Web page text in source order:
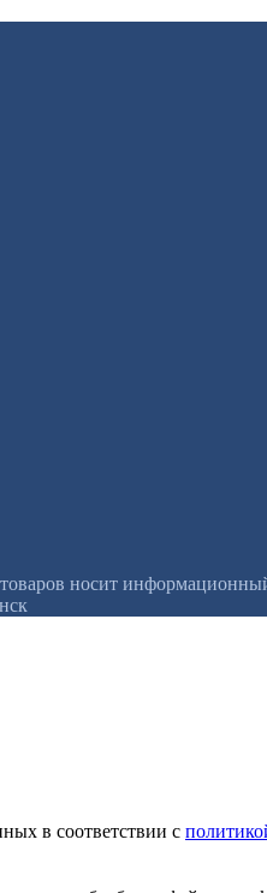
носит
в соответствии с